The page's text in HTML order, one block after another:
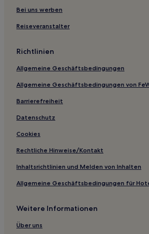
Kervignac Hotels
Férel Hotels
Hotels nahe Office de Tourisme de
Billio Hotels
Plumelin Hotels
Hotels nahe Feunteun Aoudoù
Oust à Brocéliande Gemeinschaft: Hotels
Arradon Hotels
Lizio Hotels
Malguénac Hotels
Pontivy Gemeinschaft: Hotels
Hotels nahe Purn Strand
Malansac Hotels
Bei uns werben
Reiseveranstalter
Richtlinien
Allgemeine Geschäftsbedingungen
Allgemeine Geschäftsbedingungen von
Barrierefreiheit
Datenschutz
Cookies
Rechtliche Hinweise/Kontakt
Inhaltsrichtlinien und Melden von Inhalten
Allgemeine Geschäftsbedingungen für
Weitere Informationen
Über uns